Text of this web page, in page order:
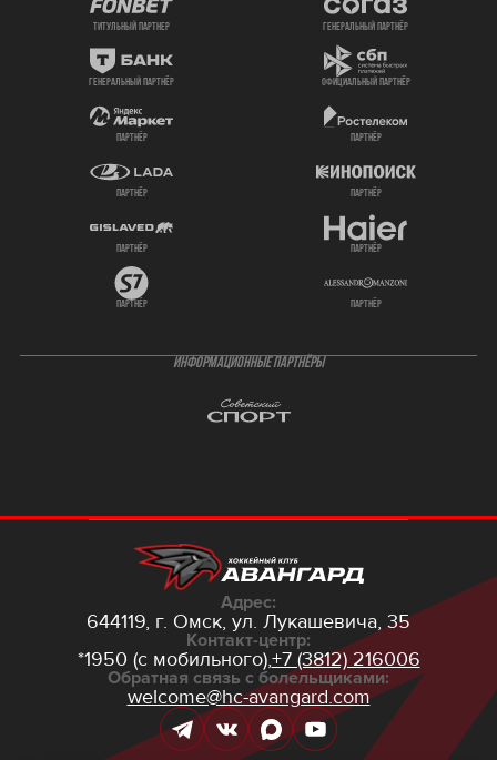
титульный партнер генеральный партнёр
генеральный партнёр официальный партнёр
партнёр партнёр
партнёр партнёр
партнёр партнёр
партнёр партнёр
ИНФОРМАЦИОННЫЕ ПАРТНЁРЫ
Адрес:
644119, г. Омск, ул. Лукашевича, 35
Контакт-центр:
*1950 (с мобильного),+7 (3812) 216006
Обратная связь с болельщиками:
welcome@hc-avangard.com